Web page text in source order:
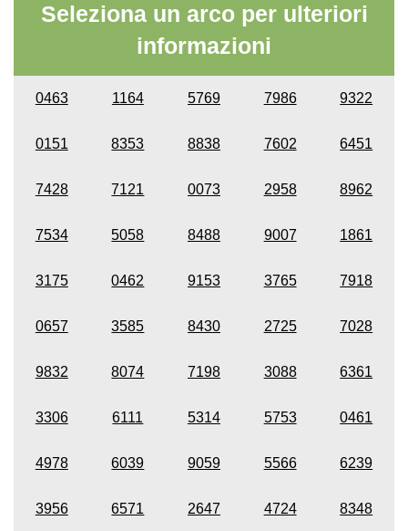
Seleziona un arco per ulteriori
informazioni
0463 1164 5769 7986 9322
0151 8353 8838 7602 6451
7428 7121 0073 2958 8962
7534 5058 8488 9007 1861
3175 0462 9153 3765 7918
0657 3585 8430 2725 7028
9832 8074 7198 3088 6361
3306 6111 5314 5753 0461
4978 6039 9059 5566 6239
3956 6571 2647 4724 8348